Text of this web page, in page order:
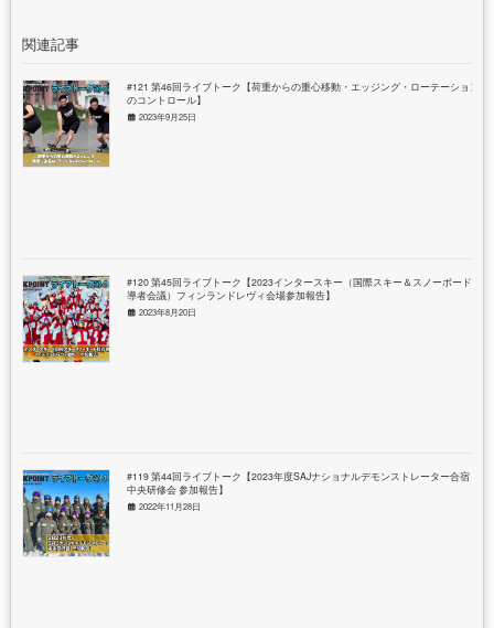
関連記事
#121 第46回ライブトーク【荷重からの重心移動・エッジング・ローテーション
のコントロール】
2023年9月25日
#120 第45回ライブトーク【2023インタースキー（国際スキー＆スノーボード指
導者会議）フィンランドレヴィ会場参加報告】
2023年8月20日
#119 第44回ライブトーク【2023年度SAJナショナルデモンストレーター合宿＆
中央研修会 参加報告】
2022年11月28日